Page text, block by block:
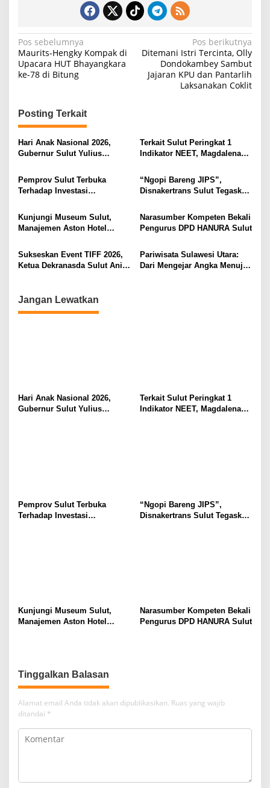
N
a
v
g
a
s
p
o
s
Pos sebelumnya
Maurits-Hengky Kompak di
Upacara HUT Bhayangkara
ke-78 di Bitung
Pos berikutnya
Ditemani Istri Tercinta, Olly
Dondokambey Sambut
Jajaran KPU dan Pantarlih
Laksanakan Coklit
Posting Terkait
Hari Anak Nasional 2026,
Gubernur Sulut Yulius
Ruang Aman Bagi Anak, di
Lingkungan Fisik Maupun di
Ruang Digital
Terkait Sulut Peringkat 1
Indikator NEET, Magdalena
Secara Proposional, Agar
Tidak Timbul Persepsi Keliru
Pemprov Sulut Terbuka
Terhadap Investasi
“Ngopi Bareng JIPS”,
Disnakertrans Sulut Tegaskan
Pekerja dari Ancaman PHK
Kunjungi Museum Sulut,
Manajemen Aston Hotel
Kebudayaan Ke Wisatawan
Narasumber Kompeten Bekali
Pengurus DPD HANURA Sulut
Sukseskan Event TIFF 2026,
Ketua Dekranasda Sulut Anik
Pariwisata Sulawesi Utara:
Dari Mengejar Angka Menuju
Jangan Lewatkan
Hari Anak Nasional 2026,
Gubernur Sulut Yulius
Terkait Sulut Peringkat 1
Indikator NEET, Magdalena
Pemprov Sulut Terbuka
Terhadap Investasi
“Ngopi Bareng JIPS”,
Disnakertrans Sulut Tegaskan
Kunjungi Museum Sulut,
Manajemen Aston Hotel
Narasumber Kompeten Bekali
Pengurus DPD HANURA Sulut
Tinggalkan Balasan
Alamat email Anda tidak akan dipublikasikan. Ruas yang wajib
ditandai *